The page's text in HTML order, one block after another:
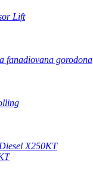
Lift
fanadiovana gorodona
X250KT